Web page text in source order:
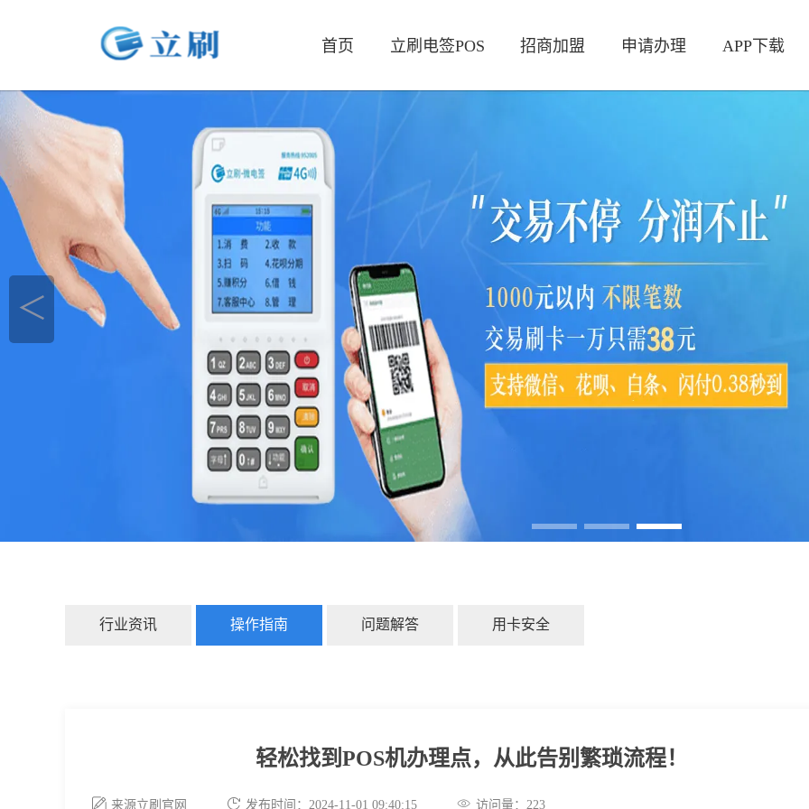
首页 立刷电签POS 招商加盟 申请办理 APP下载
＜
行业资讯 操作指南 问题解答 用卡安全
轻松找到POS机办理点，从此告别繁琐流程！
来源立刷官网 发布时间：2024-11-01 09:40:15 访问量： 223